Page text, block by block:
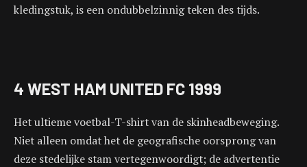
kledingstuk, is een ondubbelzinnig teken des tijds.
4 WEST HAM UNITED FC 1999
Het ultieme voetbal-T-shirt van de skinheadbeweging.
Niet alleen omdat het de geografische oorsprong van
deze stedelijke stam vertegenwoordigt; de advertentie